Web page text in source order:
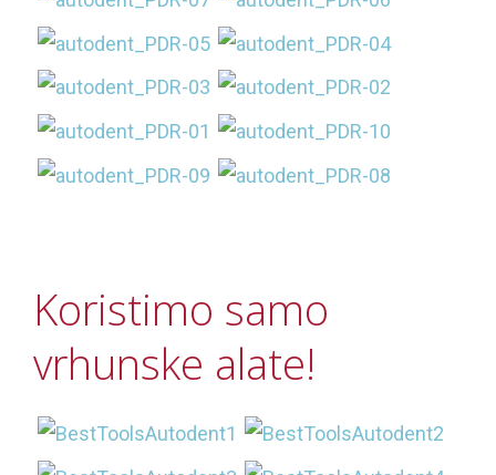
Koristimo samo
vrhunske alate!